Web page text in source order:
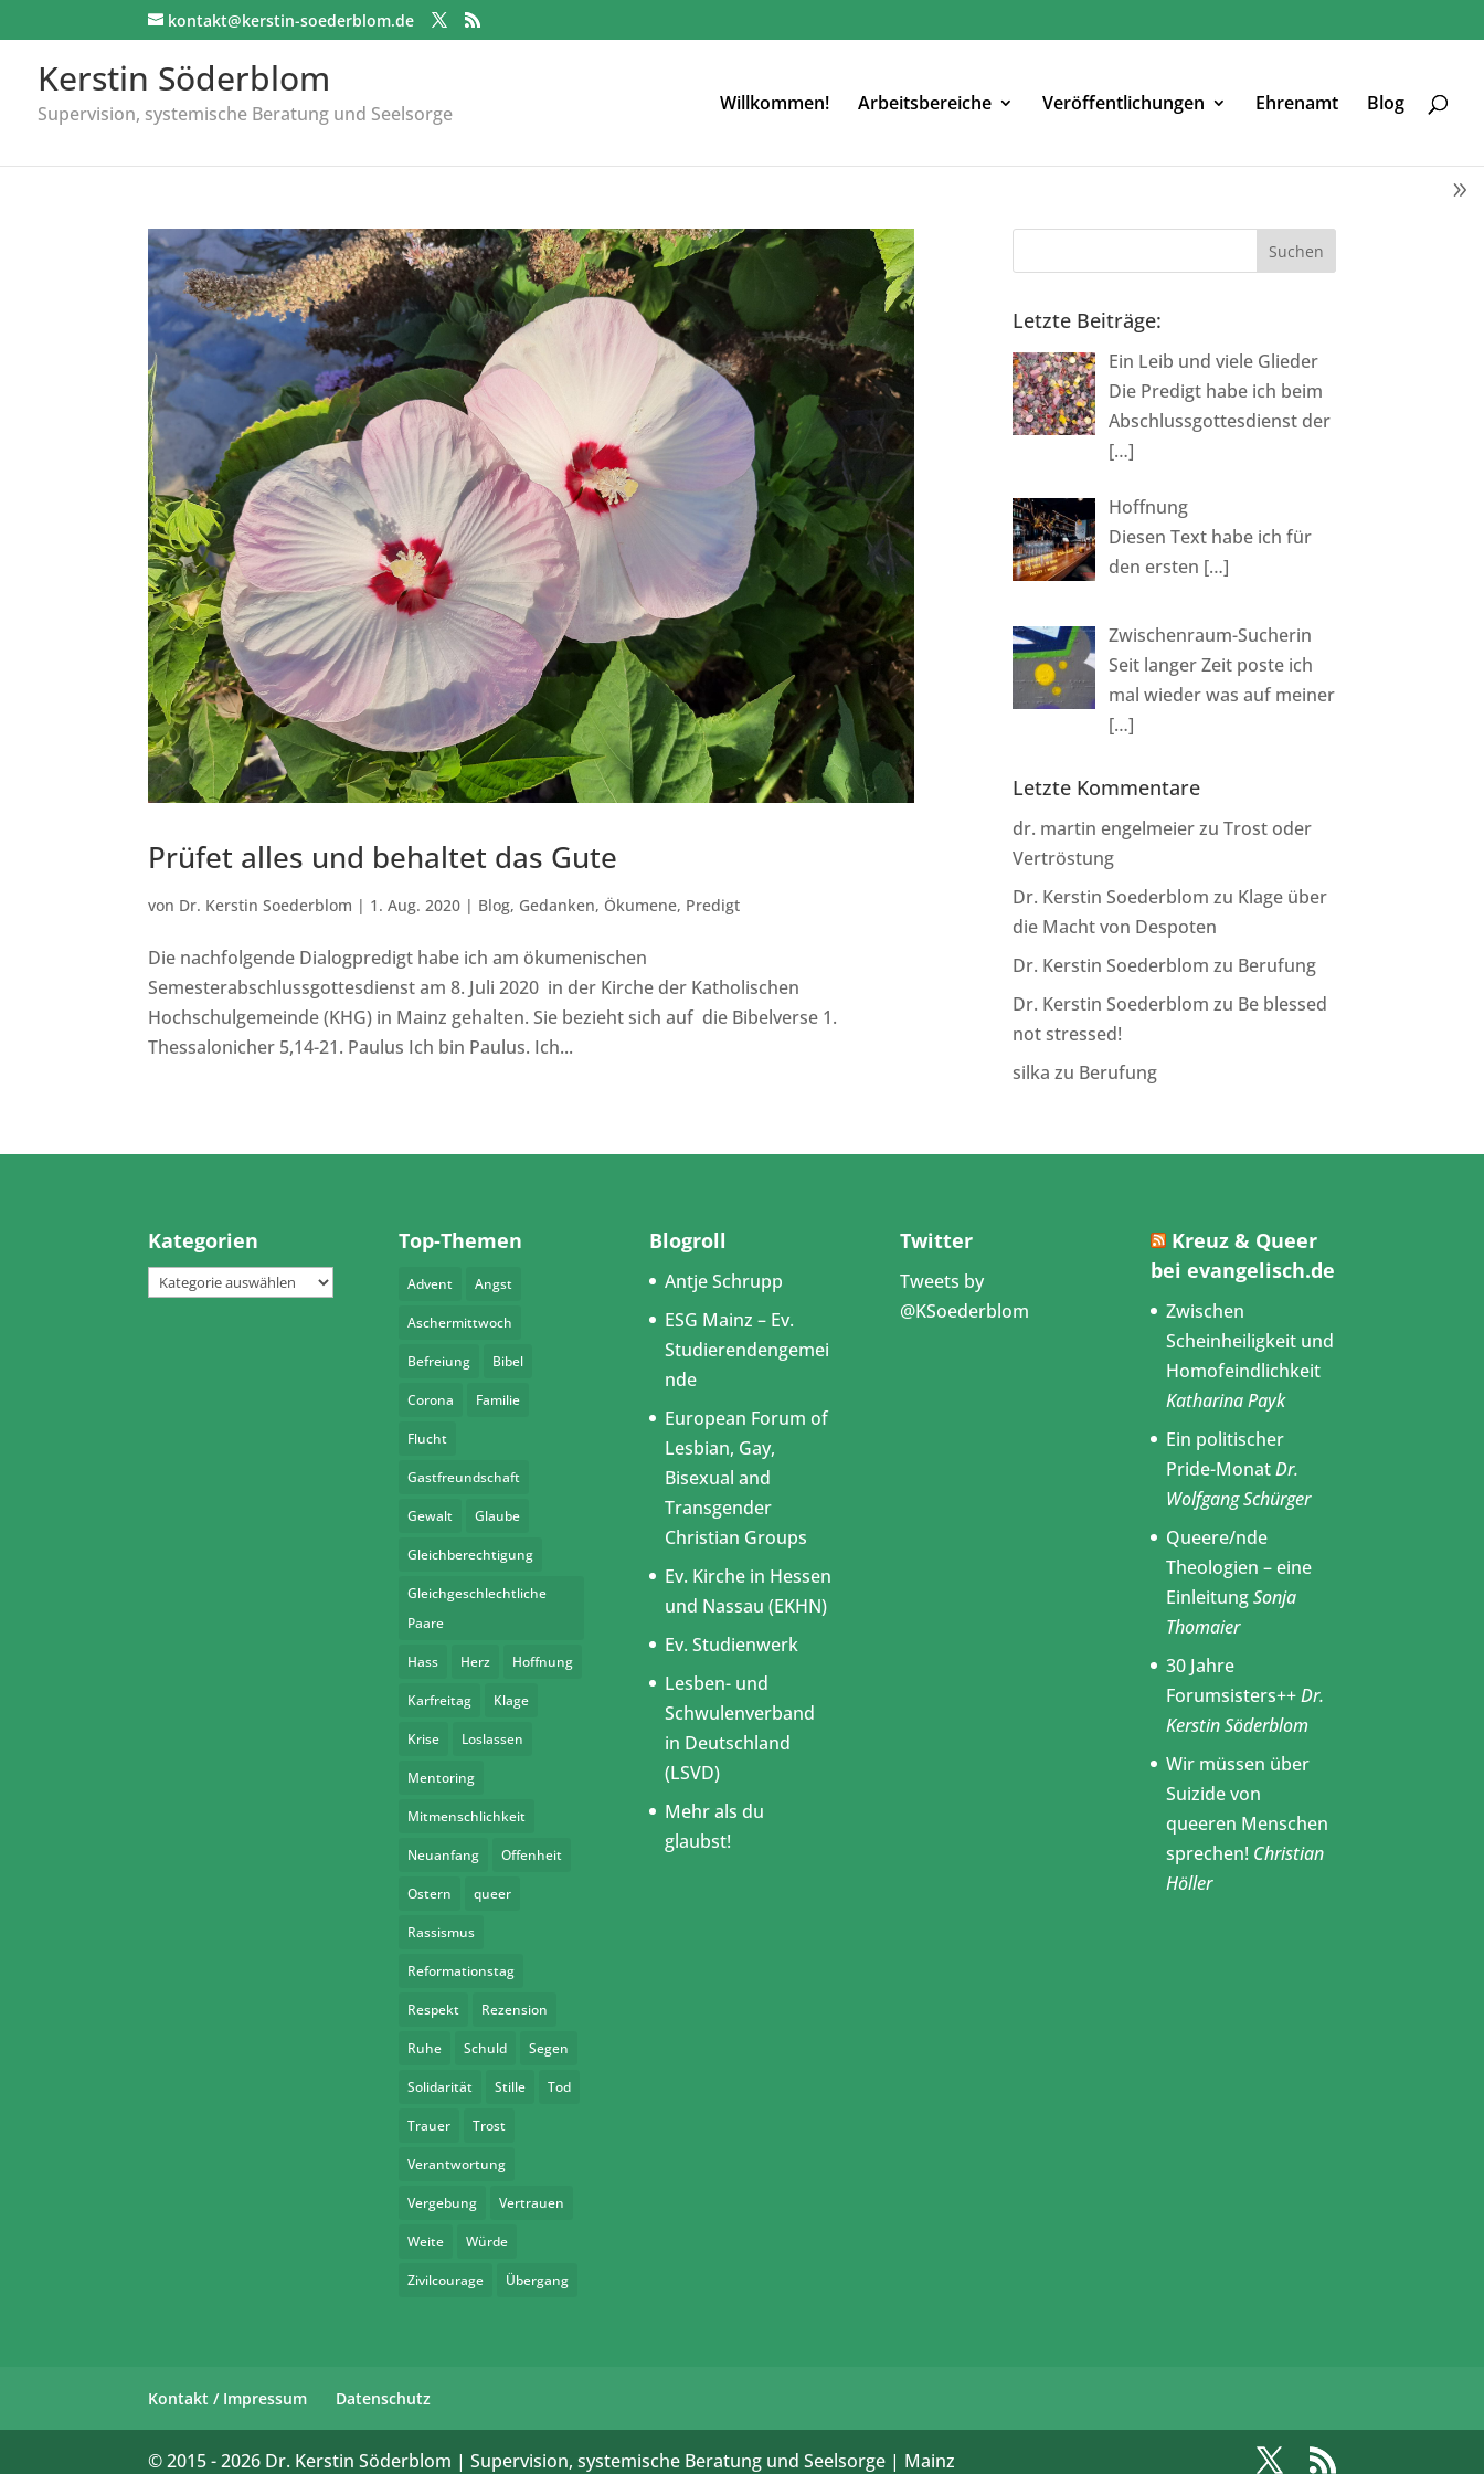
kontakt@kerstin-soederblom.de
Kerstin Söderblom
Supervision, systemische Beratung und Seelsorge Willkommen! Arbeitsbereiche Veröffentlichungen Ehrenamt Blog
Prüfet alles und behaltet das Gute
von Dr. Kerstin Soederblom | 1. Aug. 2020 | Blog, Gedanken, Ökumene, Predigt
Die nachfolgende Dialogpredigt habe ich am ökumenischen
Semesterabschlussgottesdienst am 8. Juli 2020 in der Kirche der Katholischen
Hochschulgemeinde (KHG) in Mainz gehalten. Sie bezieht sich auf die Bibelverse 1.
Thessalonicher 5,14-21. Paulus Ich bin Paulus. Ich...
Letzte Beiträge:
Ein Leib und viele Glieder
Die Predigt habe ich beim
Abschlussgottesdienst der
[…]
Hoffnung
Diesen Text habe ich für
den ersten […]
Zwischenraum-Sucherin
Seit langer Zeit poste ich
mal wieder was auf meiner
[…]
Letzte Kommentare
dr. martin engelmeierzuTrost oder
Vertröstung
Dr. Kerstin Soederblom zu Klage über
die Macht von Despoten
Dr. Kerstin Soederblom zu Berufung
Dr. Kerstin Soederblom zu Be blessed
not stressed!
silka zu Berufung
Kategorien
Kategorien
Top-Themen
Advent Angst
Aschermittwoch
Befreiung Bibel
Corona Familie
Flucht
Gastfreundschaft
Gewalt Glaube
Gleichberechtigung
Gleichgeschlechtliche
Paare
Hass Herz Hoffnung
Karfreitag Klage
Krise Loslassen
Mentoring
Mitmenschlichkeit
Neuanfang Offenheit
Ostern queer
Rassismus
Reformationstag
Respekt Rezension
Ruhe Schuld Segen
Solidarität Stille Tod
Trauer Trost
Verantwortung
Vergebung Vertrauen
Weite Würde
Zivilcourage Übergang
Blogroll
Antje Schrupp
ESG Mainz – Ev.
Studierendengemei
nde
European Forum of
Lesbian, Gay,
Bisexual and
Transgender
Christian Groups
Ev. Kirche in Hessen
und Nassau (EKHN)
Ev. Studienwerk
Lesben- und
Schwulenverband
in Deutschland
(LSVD)
Mehr als du
glaubst!
Twitter
Tweets by
@KSoederblom
Kreuz & Queer
bei evangelisch.de
Zwischen
Scheinheiligkeit und
Homofeindlichkeit
Katharina Payk
Ein politischer
Pride-MonatDr.
Wolfgang Schürger
Queere/nde
Theologien – eine
EinleitungSonja
Thomaier
30 Jahre
Forumsisters++Dr.
Kerstin Söderblom
Wir müssen über
Suizide von
queeren Menschen
sprechen! Christian
Höller
Kontakt / Impressum Datenschutz
© 2015 -2026 Dr. Kerstin Söderblom | Supervision, systemische Beratung und Seelsorge | Mainz